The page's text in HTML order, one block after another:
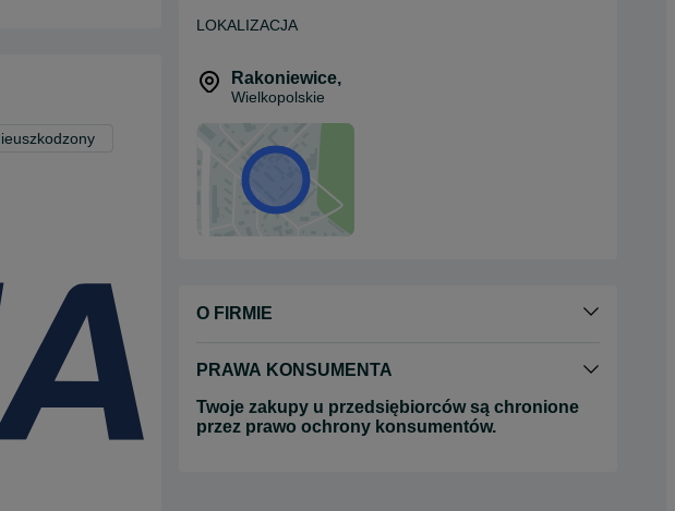
LOKALIZACJA
Rakoniewice,
Wielkopolskie
O FIRMIE
PRAWA KONSUMENTA
Twoje zakupy u przedsiębiorców są chronione
przez prawo ochrony konsumentów.